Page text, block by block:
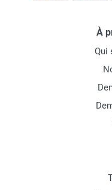
À
Qui